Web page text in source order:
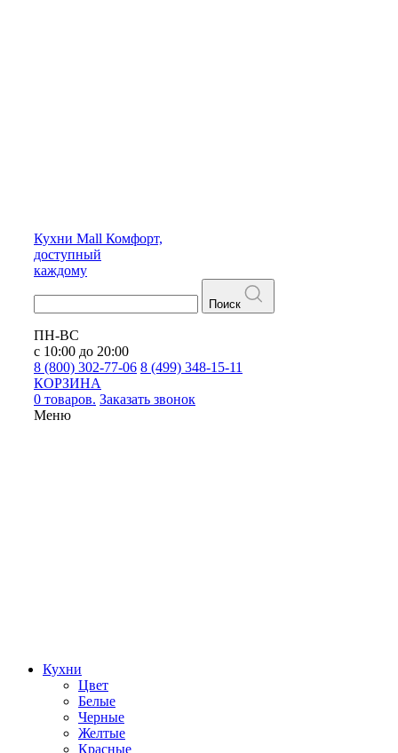
Кухни Mall Комфорт,
доступный
каждому
Поиск
ПН-ВС
с 10:00 до 20:00
8 (800) 302-77-06 8 (499) 348-15-11
КОРЗИНА
0 товаров. Заказать звонок
Меню
Кухни
Цвет
Белые
Черные
Желтые
Красные